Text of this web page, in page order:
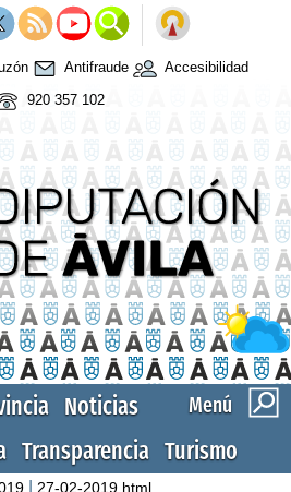
Antifraude
Accesibilidad
920 357 102
Menú
Noticias
Transparencia Turismo
27-02-2019.html